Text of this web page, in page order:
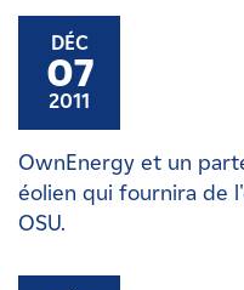
DÉC
07
2011
OwnEnergy et un
éolien qui fournira de
OSU.